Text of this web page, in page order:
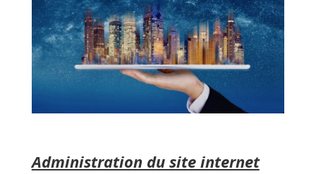
Administration du site internet